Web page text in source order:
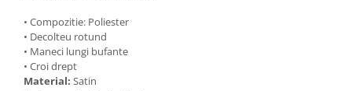
• Compozitie: Poliester
• Decolteu rotund
• Maneci lungi bufante
• Croi drept
Material: Satin